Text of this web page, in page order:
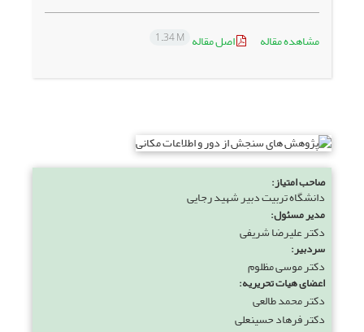
مشاهده مقاله اصل مقاله 1.34 M
صاحب امتیاز:
دانشگاه تربیت دبیر شهید رجایی
مدیر مسئول:
دکتر علیرضا شریفی
سردبیر:
دکتر موسی مظلوم
اعضای هیات تحریریه:
دکتر محمد طالعی
دکتر فرهاد حسینعلی